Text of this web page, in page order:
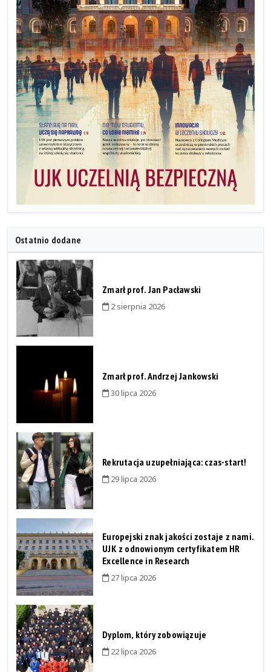
Ostatnio dodane
Zmarł prof. Jan Pacławski
2 sierpnia 2026
Zmarł prof. Andrzej Jankowski
30 lipca 2026
Rekrutacja uzupełniająca: czas-start!
29 lipca 2026
Europejski znak jakości zostaje z nami.
UJK z odnowionym certyfikatem HR
Excellence in Research
27 lipca 2026
Dyplom, który zobowiązuje
22 lipca 2026